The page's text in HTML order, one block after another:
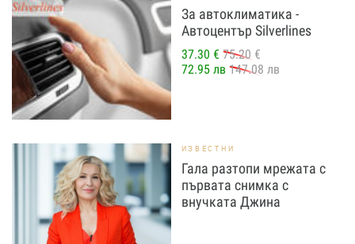
За автоклиматика -
Автоцентър Silverlines
37.30 € 75.20 €
72.95 лв 147.08 лв
ИЗВЕСТНИ
Гала разтопи мрежата с
първата снимка с
внучката Джина